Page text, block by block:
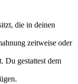
die in deinen
zeitweise oder
Du gestattest dem